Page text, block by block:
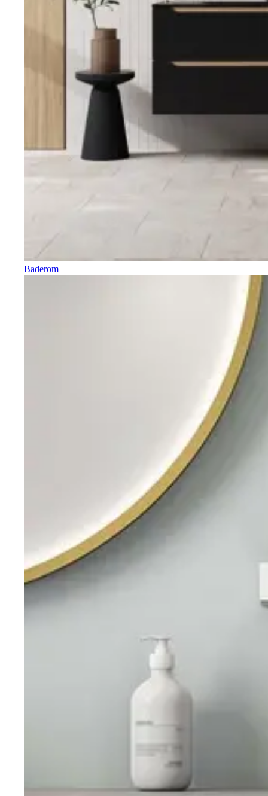
Baderom